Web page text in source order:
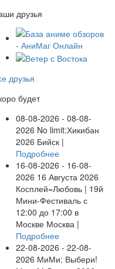
друзья
друзья
будет
08-08-2026 - 08-08-
2026 No limit:Хикибан
2026 Бийск |
Подробнее
16-08-2026 - 16-08-
2026 16 Августа 2026
Косплей=Любовь | 19й
Мини-Фестиваль с
12:00 до 17:00 в
Москве Москва |
Подробнее
22-08-2026 - 22-08-
2026 МиМи: Выбери!